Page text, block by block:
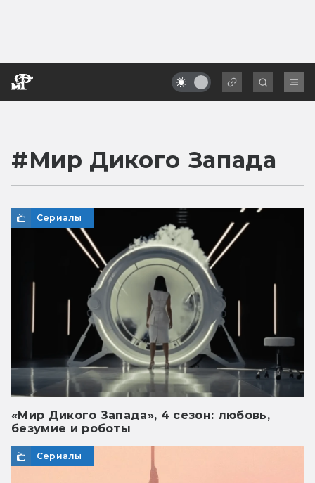
#Мир Дикого Запада
Сериалы
«Мир Дикого Запада», 4 сезон: любовь,
безумие и роботы
Сериалы